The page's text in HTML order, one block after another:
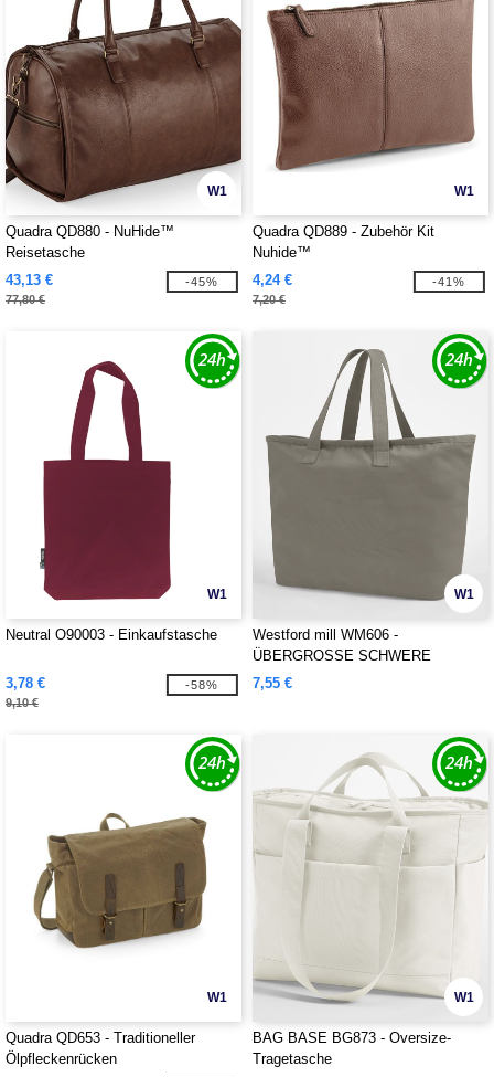
W1
Quadra QD880 - NuHide™
Reisetasche
43,13 €
77,80 €
-45%
W1
Quadra QD889 - Zubehör Kit
Nuhide™
4,24 €
7,20 €
-41%
W1
Neutral O90003 - Einkaufstasche
3,78 €
9,10 €
-58%
W1
Westford mill WM606 -
ÜBERGROSSE SCHWERE
CANVAS TASCHE
7,55 €
W1
Quadra QD653 - Traditioneller
Ölpfleckenrücken
W1
BAG BASE BG873 - Oversize-
Tragetasche